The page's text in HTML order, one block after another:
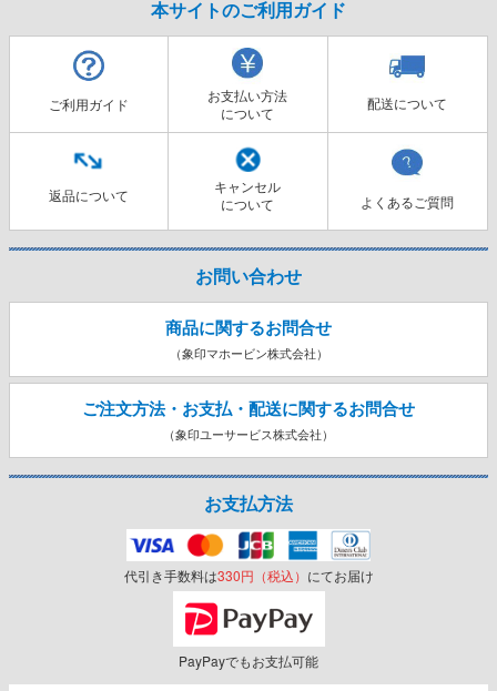
本サイトのご利用ガイド
ご利用ガイド
お支払い方法
について
配送について
返品について
キャンセル
について
よくあるご質問
お問い合わせ
商品に関するお問合せ
（象印マホービン株式会社）
ご注文方法・お支払・配送に関するお問合せ
（象印ユーサービス株式会社）
お支払方法
代引き手数料は330円（税込） にてお届け
PayPayでもお支払可能